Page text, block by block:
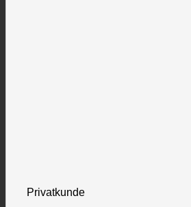
Privatkunde